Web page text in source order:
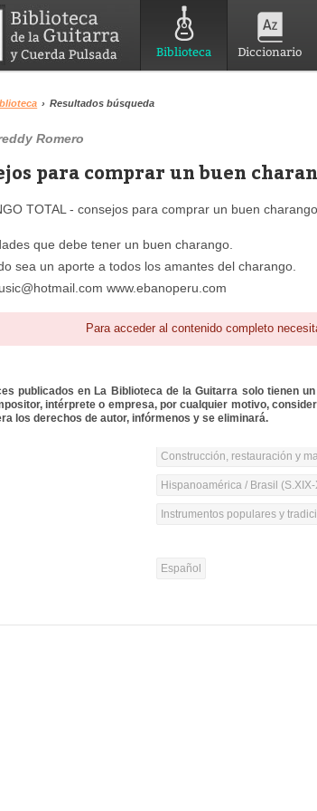
Biblioteca Diccionario
› Resultados búsqueda
Romero
para comprar un buen
TOTAL - consejos para comprar un buen charango
que debe tener un buen charango.
sea un aporte a todos los amantes del charango.
www.ebanoperu.com
Para acceder al contenido completo
publicados en La Biblioteca de la Guitarra solo tienen
intérprete o empresa, por cualquier motivo,
los derechos de autor, infórmenos y se eliminará.
Construcción, restauración y
Hispanoamérica / Brasil (S.XIX-
Instrumentos populares y
Español